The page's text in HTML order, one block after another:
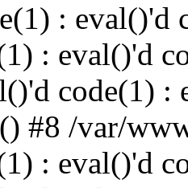
: eval()'d
: eval()'d
code(1) :
#8 /var/
: eval()'d